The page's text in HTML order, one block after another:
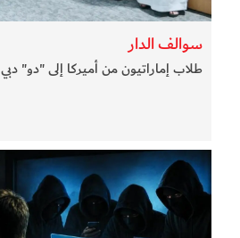
سوالف الدار
طلاب إماراتيون من أميركا إلى "دو" دبي